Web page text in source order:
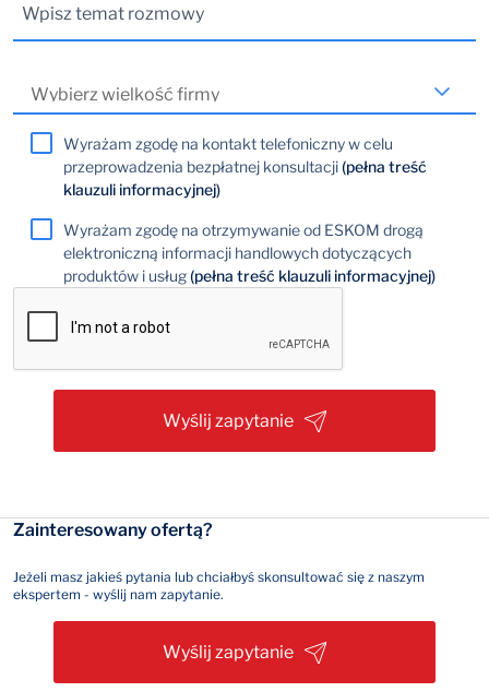
Wyrażam zgodę na kontakt telefoniczny w celu
przeprowadzenia bezpłatnej konsultacji(pełna treść
klauzuli informacyjnej)
Wyrażam zgodę na otrzymywanie od ESKOM drogą
elektroniczną informacji handlowych dotyczących
produktów i usług(pełna treść klauzuli informacyjnej)
Wyślij zapytanie
Zainteresowany ofertą?
Jeżeli masz jakieś pytania lub chciałbyś skonsultować się z naszym
ekspertem - wyślij nam zapytanie.
Wyślij zapytanie